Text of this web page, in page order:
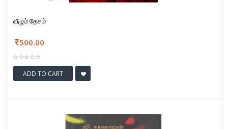
வீழும் தேசம்
500.00
ADD TO CART